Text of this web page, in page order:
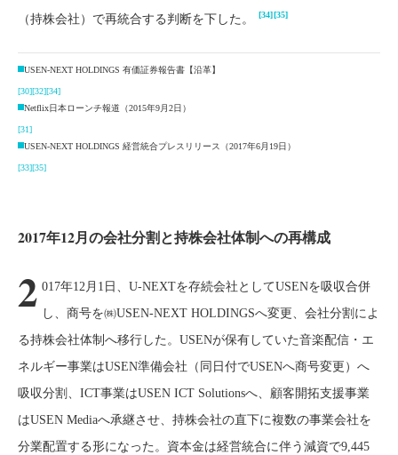
（持株会社）で再統合する判断を下した。
[34][35]
USEN-NEXT HOLDINGS 有価証券報告書【沿革】
[30][32][34]
Netflix日本ローンチ報道（2015年9月2日）
[31]
USEN-NEXT HOLDINGS 経営統合プレスリリース（2017年6月19日）
[33][35]
2017年12月の会社分割と持株会社体制への再構成
2 017年12月1日、U-NEXTを存続会社としてUSENを吸収合併
し、商号を㈱USEN-NEXT HOLDINGSへ変更、会社分割によ
る持株会社体制へ移行した。USENが保有していた音楽配信・エ
ネルギー事業はUSEN準備会社（同日付でUSENへ商号変更）へ
吸収分割、ICT事業はUSEN ICT Solutionsへ、顧客開拓支援事業
はUSEN Mediaへ承継させ、持株会社の直下に複数の事業会社を
分業配置する形になった。資本金は経営統合に伴う減資で9,445